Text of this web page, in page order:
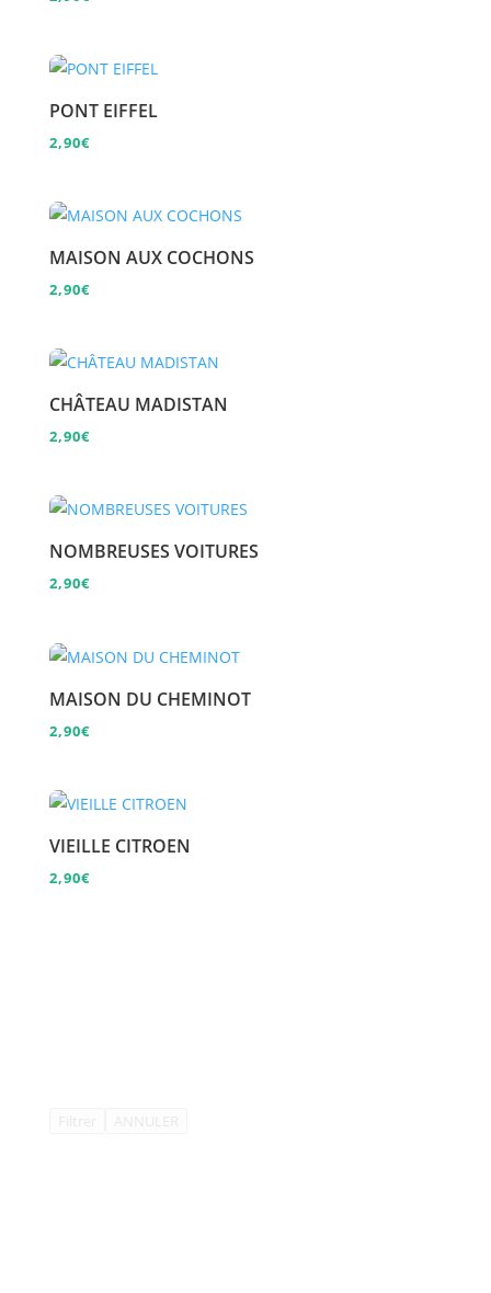
PONT EIFFEL
2,90€
MAISON AUX COCHONS
2,90€
CHÂTEAU MADISTAN
2,90€
NOMBREUSES VOITURES
2,90€
MAISON DU CHEMINOT
2,90€
VIEILLE CITROEN
2,90€